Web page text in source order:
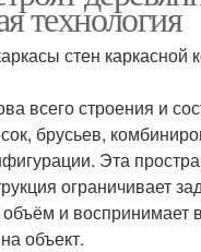
технология
стен каркасной
всего строения и
брусьев,
Эта
ограничивает
и воспринимает
объект.